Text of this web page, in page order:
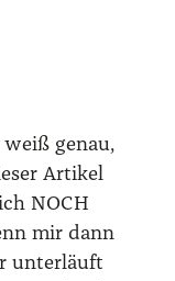
genau,
Arti­kel
NOCH
mir dann
unter­läuft